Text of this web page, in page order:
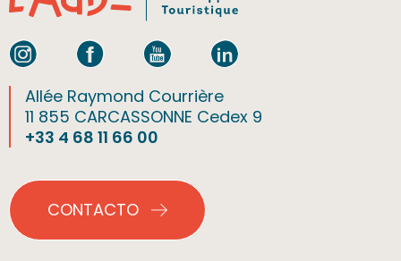
Allée Raymond Courrière
11 855 CARCASSONNE Cedex 9
+33 4 68 11 66 00
CONTACTO